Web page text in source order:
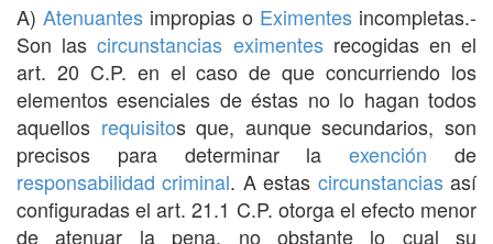
A) Atenuantes impropias o Eximentes incompletas.-
Son lascircunstancias eximentesrecogidas en el
art. 20 C.P. en el caso de que concurriendo los
elementos esenciales de éstas no lo hagan todos
aquellos requisitos que, aunque secundarios, son
precisos para determinar laexención de
responsabilidad criminal. A estas circunstanciasasí
configuradas el art. 21.1 C.P. otorga el efecto menor
de atenuar la pena, no obstante lo cual su